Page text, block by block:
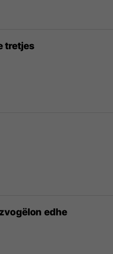
tretjes
edhe